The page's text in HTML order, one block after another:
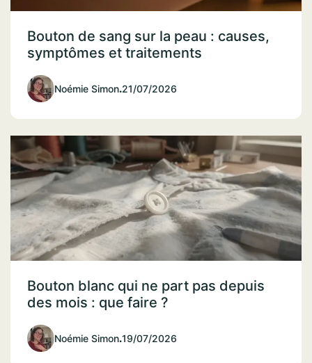
Bouton de sang sur la peau : causes,
symptômes et traitements
Noémie Simon.21/07/2026
Bouton blanc qui ne part pas depuis
des mois : que faire ?
Noémie Simon.19/07/2026